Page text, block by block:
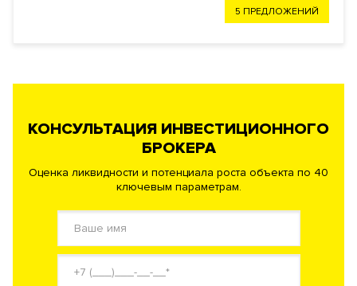
5 ПРЕДЛОЖЕНИЙ
КОНСУЛЬТАЦИЯ ИНВЕСТИЦИОННОГО
БРОКЕРА
Оценка ликвидности и потенциала роста объекта по 40
ключевым параметрам.